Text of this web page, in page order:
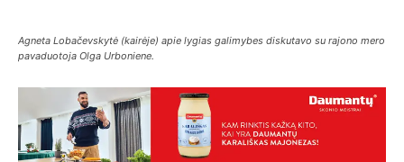
Agneta Lobačevskytė (kairėje) apie lygias galimybes diskutavo su rajono mero
pavaduotoja Olga Urboniene.